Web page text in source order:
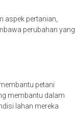
aspek pertanian,
perubahan yang
petani
membantu dalam
lahan mereka